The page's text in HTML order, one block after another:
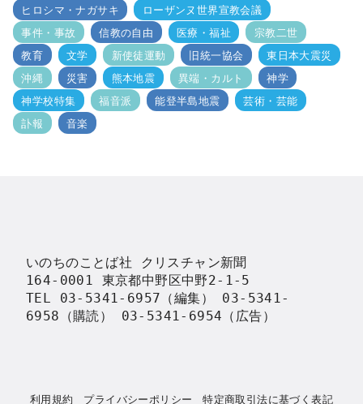
ヒロシマ・ナガサキ
ローザンヌ世界宣教会議
事件・事故
信教の自由 医療・福祉
宗教二世
教育
文学 新使徒運動 旧統一協会
東日本大震災
沖縄
災害 熊本地震 異端・カルト
神学
神学校特集
福音派 能登半島地震
芸術・芸能
訃報
音楽
いのちのことば社 クリスチャン新聞
164-0001 東京都中野区中野2-1-5
TEL 03-5341-6957（編集） 03-5341-
6958（購読） 03-5341-6954（広告）
利用規約 プライバシーポリシー 特定商取引法に基づく表記